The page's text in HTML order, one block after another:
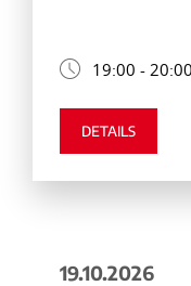
19:00 -
DETAILS
19.10.2026